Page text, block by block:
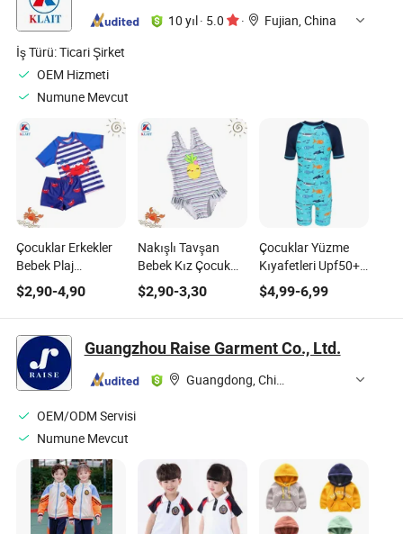
10 yıl· 5.0 ·
Fujian, China
İş Türü:Ticari Şirket
OEM Hizmeti
Numune Mevcut
Çocuklar Erkekler
Bebek Plaj
Kıyafetleri 2 Parça
Mayo Yüzme
Takımları
$2,90-4,90
Nakışlı Tavşan
Bebek Kız Çocuk
Banyo Mayosu
Çizgili Tek Parça
Plaj Kıyafeti
$2,90-3,30
Çocuklar Yüzme
Kıyafetleri Upf50+
Erkek Mayo Tek
Parça Koruma
Yeleği Gençler Sörf
Plaj Kıyafeti Güneş
Kıyafeti Çocuk
Yüzme Takımları
$4,99-6,99
Guangzhou Raise Garment Co., Ltd.
Guangdong, China
OEM/ODM Servisi
Numune Mevcut